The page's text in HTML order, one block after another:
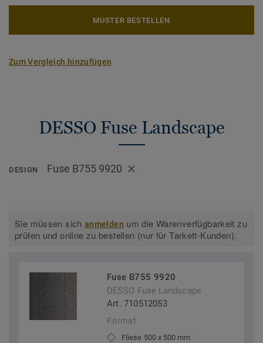
MUSTER BESTELLEN
Zum Vergleich hinzufügen
DESSO Fuse Landscape
DESIGN Fuse B755 9920
Sie müssen sichanmelden um die Warenverfügbarkeit zu
prüfen und online zu bestellen (nur für Tarkett-Kunden).
Fuse B755 9920
DESSO Fuse Landscape
Art. 710512053
Format
Fliese 500 x 500 mm